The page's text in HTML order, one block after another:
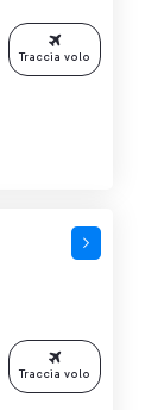
Traccia volo
Traccia volo